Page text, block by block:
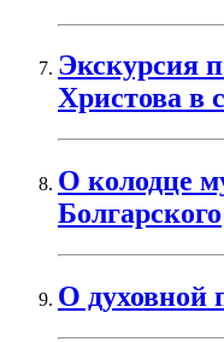
Экскурсия
Христова в
О колодце
Болгарского
О духовной